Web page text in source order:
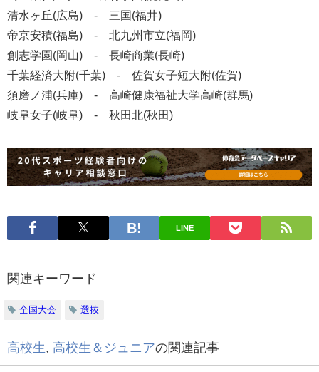
清水ヶ丘(広島) - 三国(福井)
帝京安積(福島) - 北九州市立(福岡)
創志学園(岡山) - 長崎商業(長崎)
千葉経済大附(千葉) - 佐賀女子短大附(佐賀)
須磨ノ浦(兵庫) - 高崎健康福祉大学高崎(群馬)
岐阜女子(岐阜) - 秋田北(秋田)
LINE
関連キーワード
全国大会 選抜
高校生, 高校生＆ジュニアの関連記事